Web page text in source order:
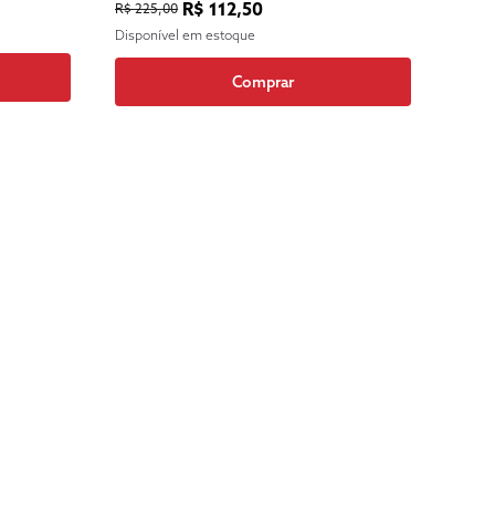
R$ 225,00 R$ 112,50
Disponível em estoque
Comprar